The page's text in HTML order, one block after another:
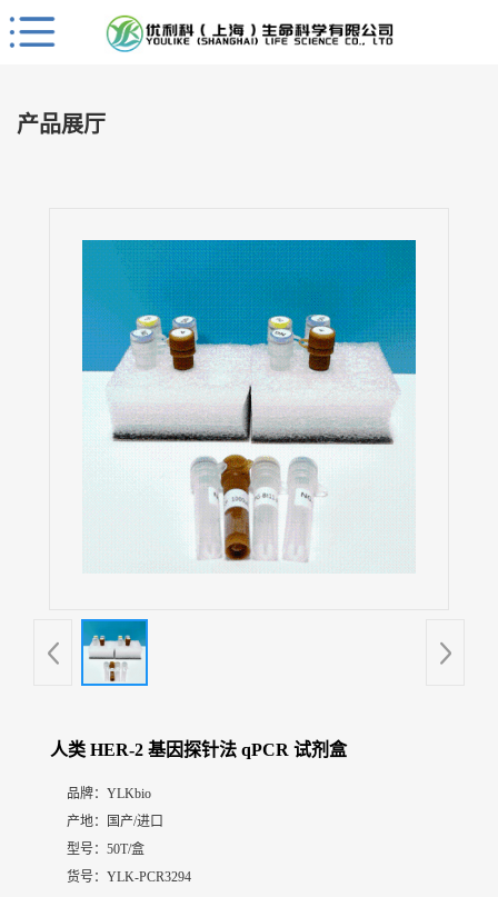
Close
首
产品展厅
人类 HER-2 基因探针法 qPCR 试剂盒
品牌： YLKbio
产地：
国产/进口
型号： 50T/盒
货号： YLK-PCR3294